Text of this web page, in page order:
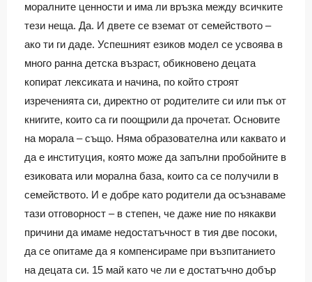
моралните ценности и има ли връзка между всичките
тези неща. Да. И двете се вземат от семейството –
ако ти ги даде. Успешният езиков модел се усвоява в
много ранна детска възраст, обикновено децата
копират лексиката и начина, по който строят
изреченията си, директно от родителите си или пък от
книгите, които са ги поощрили да прочетат. Основите
на морала – също. Няма образователна или каквато и
да е институция, която може да запълни пробойните в
езиковата или морална база, които са се получили в
семейството. И е добре като родители да осъзнаваме
тази отговорност – в степен, че даже ние по някакви
причини да имаме недостатъчност в тия две посоки,
да се опитаме да я компенсираме при възпитанието
на децата си. 15 май като че ли е достатъчно добър